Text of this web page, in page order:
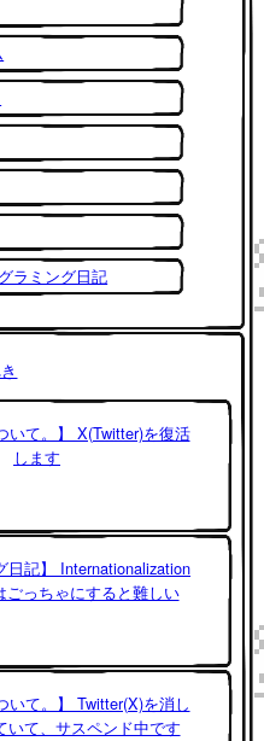
ラミング日記
いて。】 X(Twitter)を復活
します
日記】 Internationalization
ごっちゃにすると難しい
いて。】 Twitter(X)を消し
いて、サスペンド中です